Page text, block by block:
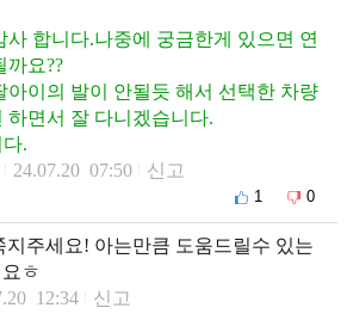
사 합니다.나중에 궁금한게 있으면 연
까요??
아이의 발이 안될듯 해서 선택한 차량
하면서 잘 다니겠습니다.
.
24.07.20 07:50 신고
1 0
지주세요! 아는만큼 도움드릴수 있는
ㅎ
12:34 신고